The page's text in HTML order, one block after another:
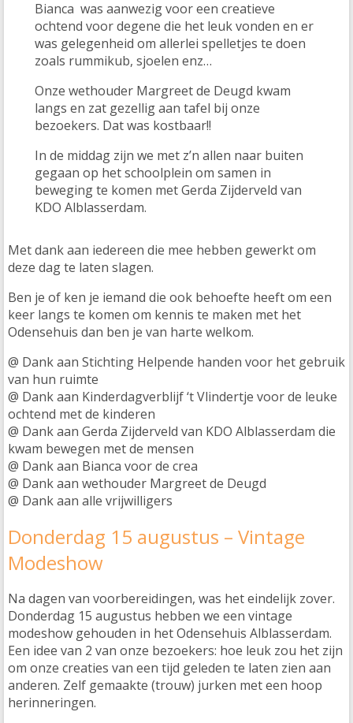
Bianca was aanwezig voor een creatieve
ochtend voor degene die het leuk vonden en er
was gelegenheid om allerlei spelletjes te doen
zoals rummikub, sjoelen enz…
Onze wethouder Margreet de Deugd kwam
langs en zat gezellig aan tafel bij onze
bezoekers. Dat was kostbaar!!
In de middag zijn we met z’n allen naar buiten
gegaan op het schoolplein om samen in
beweging te komen met Gerda Zijderveld van
KDO Alblasserdam.
Met dank aan iedereen die mee hebben gewerkt om
deze dag te laten slagen.
Ben je of ken je iemand die ook behoefte heeft om een
keer langs te komen om kennis te maken met het
Odensehuis dan ben je van harte welkom.
@ Dank aan Stichting Helpende handen voor het gebruik
van hun ruimte
@ Dank aan Kinderdagverblijf ‘t Vlindertje voor de leuke
ochtend met de kinderen
@ Dank aan Gerda Zijderveld van KDO Alblasserdam die
kwam bewegen met de mensen
@ Dank aan Bianca voor de crea
@ Dank aan wethouder Margreet de Deugd
@ Dank aan alle vrijwilligers
Donderdag 15 augustus – Vintage
Modeshow
Na dagen van voorbereidingen, was het eindelijk zover.
Donderdag 15 augustus hebben we een vintage
modeshow gehouden in het Odensehuis Alblasserdam.
Een idee van 2 van onze bezoekers: hoe leuk zou het zijn
om onze creaties van een tijd geleden te laten zien aan
anderen. Zelf gemaakte (trouw) jurken met een hoop
herinneringen.